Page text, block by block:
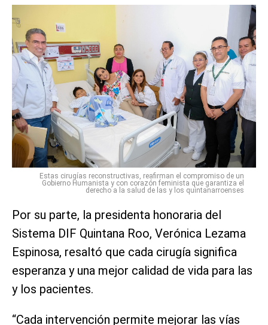
Estas cirugías reconstructivas, reafirman el compromiso de un
Gobierno Humanista y con corazón feminista que garantiza el
derecho a la salud de las y los quintanarroenses
Por su parte, la presidenta honoraria del
Sistema DIF Quintana Roo, Verónica Lezama
Espinosa, resaltó que cada cirugía significa
esperanza y una mejor calidad de vida para las
y los pacientes.
“Cada intervención permite mejorar las vías